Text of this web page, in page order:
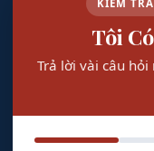
KIỂM
Tôi
Trả lời vài câu